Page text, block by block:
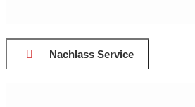
Nachlass Service